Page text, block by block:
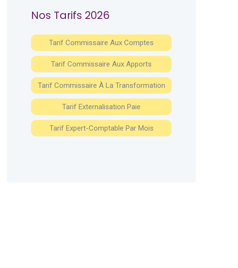
Nos Tarifs 2026
Tarif Commissaire Aux Comptes
Tarif Commissaire Aux Apports
Tarif Commissaire À La Transformation
Tarif Externalisation Paie
Tarif Expert-Comptable Par Mois